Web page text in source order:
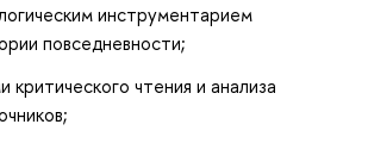
инструментарием
повседневности;
критического чтения и анализа